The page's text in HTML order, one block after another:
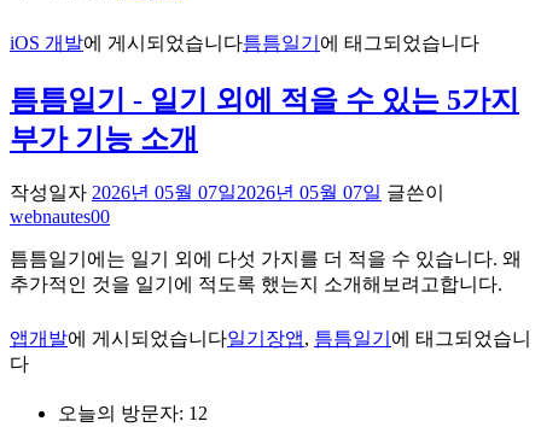
iOS 개발에 게시되었습니다틈틈일기 에 태그되었습니다
틈틈일기 - 일기 외에 적을 수 있는 5가지
부가 기능 소개
작성일자 2026년 05월 07일2026년 05월 07일 글쓴이
webnautes00
틈틈일기에는 일기 외에 다섯 가지를 더 적을 수 있습니다. 왜
추가적인 것을 일기에 적도록 했는지 소개해보려고합니다.
앱개발에 게시되었습니다일기장앱, 틈틈일기 에 태그되었습니
다
오늘의 방문자: 12